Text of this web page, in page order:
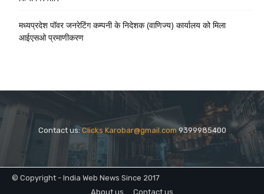
मध्यप्रदेश पॉवर जनरेटिंग कम्पनी के निदेशक (वाणिज्य) कार्यालय को मिला
आईएसओ प्रमाणीकरण
Contact us: Clicks Karobar@gmail.com9399985400
© Copyright - India Web News Since 2017
About us
Contact us